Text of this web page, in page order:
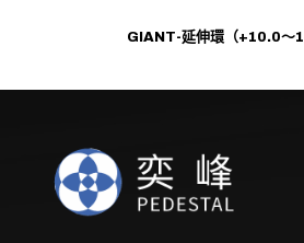
GIANT-延伸環（+10.0～